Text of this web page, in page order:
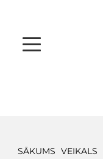
SĀKUMS VEIKALS